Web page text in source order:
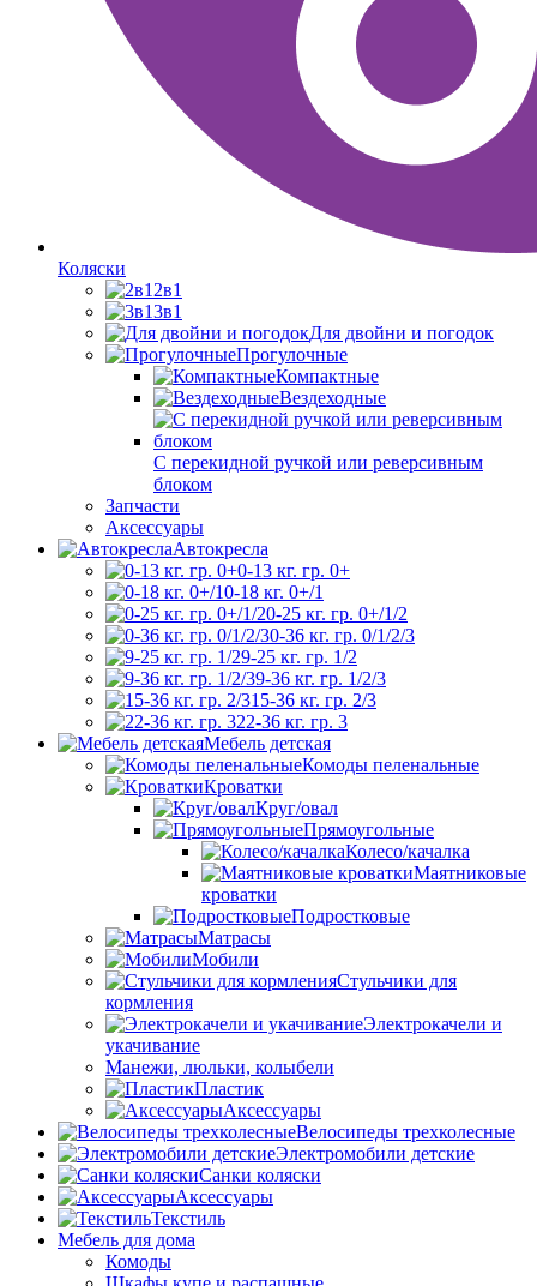
Коляски
2в1
3в1
Для двойни и погодок
Прогулочные
Компактные
Вездеходные
С перекидной ручкой или реверсивным
блоком
Запчасти
Аксессуары
Автокресла
0-13 кг. гр. 0+
0-18 кг. 0+/1
0-25 кг. гр. 0+/1/2
0-36 кг. гр. 0/1/2/3
9-25 кг. гр. 1/2
9-36 кг. гр. 1/2/3
15-36 кг. гр. 2/3
22-36 кг. гр. 3
Мебель детская
Комоды пеленальные
Кроватки
Круг/овал
Прямоугольные
Колесо/качалка
Маятниковые
кроватки
Подростковые
Матрасы
Мобили
Стульчики для
кормления
Электрокачели и
укачивание
Манежи, люльки, колыбели
Пластик
Аксессуары
Велосипеды трехколесные
Электромобили детские
Санки коляски
Аксессуары
Текстиль
Мебель для дома
Комоды